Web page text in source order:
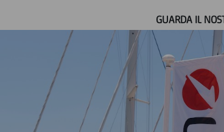
GUARDA IL